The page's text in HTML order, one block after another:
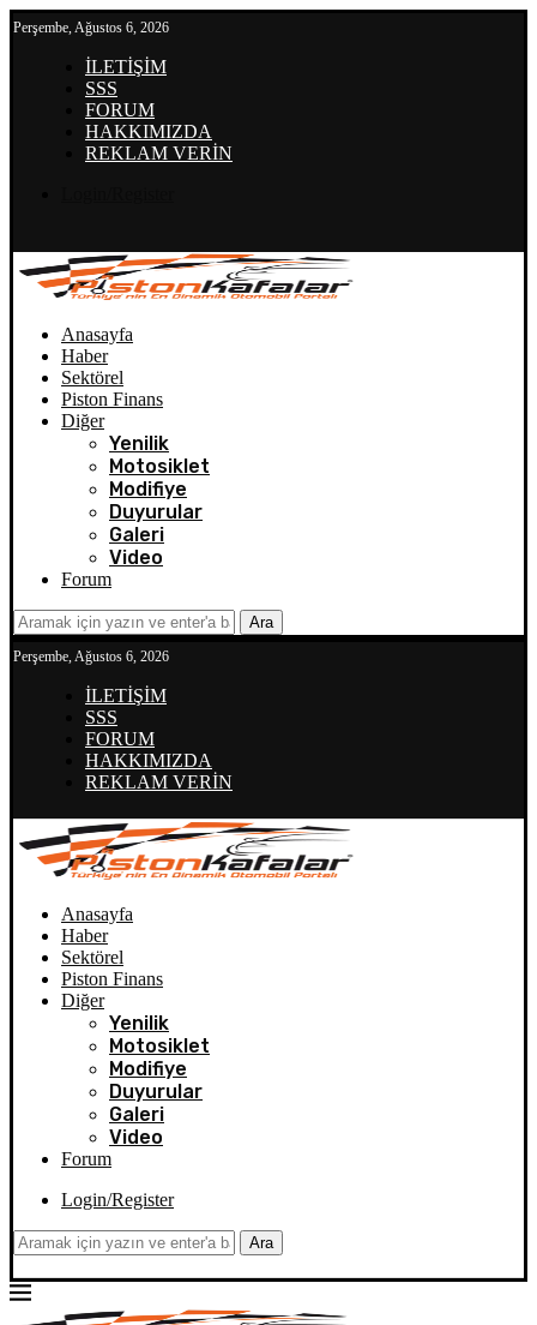
Perşembe, Ağustos 6, 2026
İLETİŞİM
SSS
FORUM
HAKKIMIZDA
REKLAM VERİN
Anasayfa
Haber
Sektörel
Piston Finans
Diğer
Yenilik
Motosiklet
Modifiye
Duyurular
Galeri
Video
Forum
Ara
Perşembe, Ağustos 6, 2026
İLETİŞİM
SSS
FORUM
HAKKIMIZDA
REKLAM VERİN
Anasayfa
Haber
Sektörel
Piston Finans
Diğer
Yenilik
Motosiklet
Modifiye
Duyurular
Galeri
Video
Forum
Login/Register
Ara